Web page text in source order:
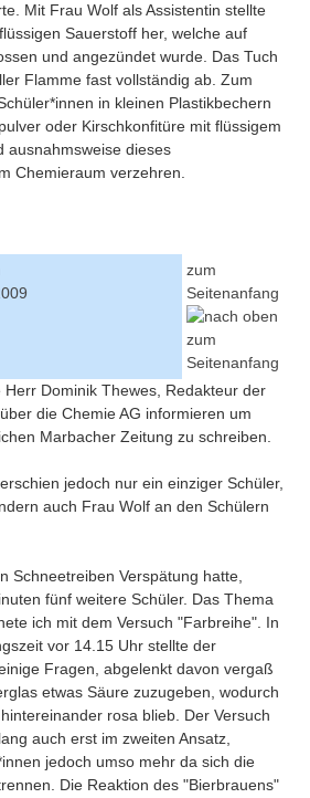
Mit Frau Wolf als Assistentin stellte
Sauerstoff her, welche auf
und angezündet wurde. Das Tuch
Flamme fast vollständig ab. Zum
in kleinen Plastikbechern
oder Kirschkonfitüre mit flüssigem
ausnahmsweise dieses
Chemieraum verzehren.
zum
Seitenanfang
Herr Dominik Thewes, Redakteur der
die Chemie AG informieren um
Marbacher Zeitung zu schreiben.
jedoch nur ein einziger Schüler,
auch Frau Wolf an den Schülern
Schneetreiben Verspätung hatte,
fünf weitere Schüler. Das Thema
ich mit dem Versuch "Farbreihe". In
vor 14.15 Uhr stellte der
Fragen, abgelenkt davon vergaß
etwas Säure zuzugeben, wodurch
rosa blieb. Der Versuch
auch erst im zweiten Ansatz,
jedoch umso mehr da sich die
Die Reaktion des "Bierbrauens"